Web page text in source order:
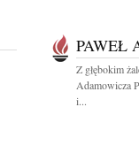
PAWEŁ
Z głębokim
Adamowicza
i...